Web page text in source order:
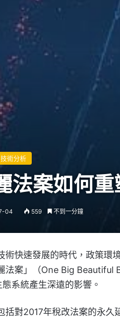
技術分析
法案如何
04 559 不到一分鐘
術快速發展的時代，政策環
法案」（One Big Beautiful
系統產生深遠的影響。
括對2017年稅改法案的永